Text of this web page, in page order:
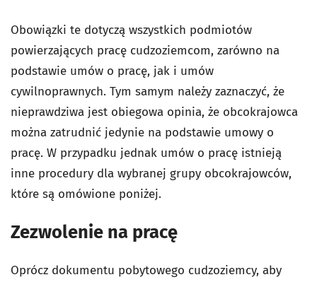
Obowiązki te dotyczą wszystkich podmiotów
powierzających pracę cudzoziemcom, zarówno na
podstawie umów o pracę, jak i umów
cywilnoprawnych. Tym samym należy zaznaczyć, że
nieprawdziwa jest obiegowa opinia, że obcokrajowca
można zatrudnić jedynie na podstawie umowy o
pracę. W przypadku jednak umów o pracę istnieją
inne procedury dla wybranej grupy obcokrajowców,
które są omówione poniżej.
Zezwolenie na pracę
Oprócz dokumentu pobytowego cudzoziemcy, aby